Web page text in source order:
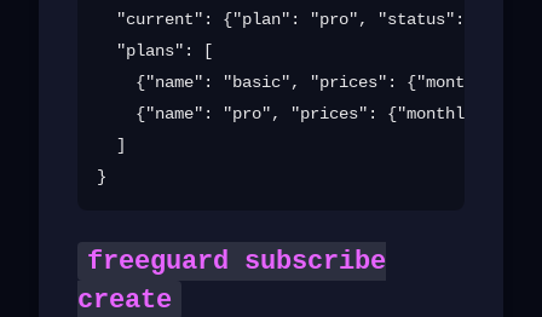
"current": {"plan": "pro", "status":
  "plans": [
{"name": "basic", "prices": {"monthly":
{"name": "pro", "prices": {"monthly":
  ]
freeguard subscribe
create